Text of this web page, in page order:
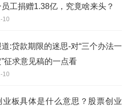
工捐赠1.38亿，究竟啥来头？
10
:贷款期限的迷思-对“三个办法一
征求意见稿的一点看
10
业板具体是什么意思？股票创业